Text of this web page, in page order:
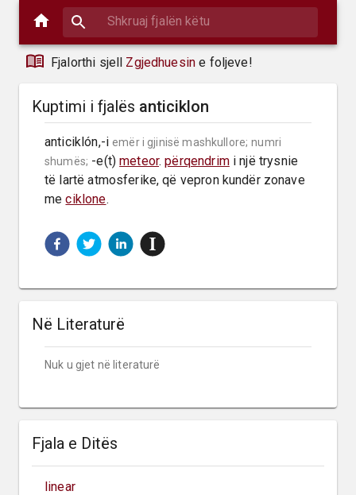
Fjalorthi sjell Zgjedhuesin e foljeve!
Kuptimi i fjalës anticiklon
anticiklón,-i emër i gjinisë mashkullore; numri
shumës; -e(t) meteor. përqendrim i një trysnie
të lartë atmosferike, që vepron kundër zonave
me ciklone.
Në Literaturë
Nuk u gjet në literaturë
Fjala e Ditës
linear